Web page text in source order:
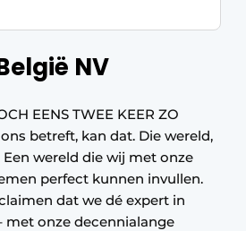
NV
EENS TWEE KEER ZO
betreft, kan dat. Die wereld,
wereld die wij met onze
perfect kunnen invullen.
dat we dé expert in
met onze decennialange